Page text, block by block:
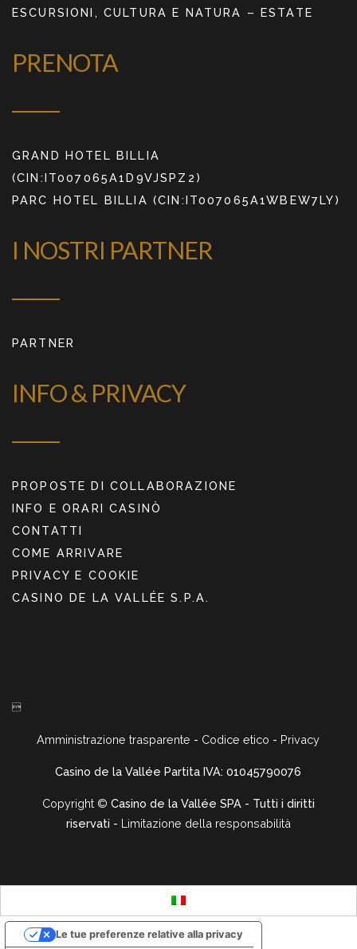
ESCURSIONI, CULTURA E NATURA – ESTATE
PRENOTA
GRAND HOTEL BILLIA
(CIN:IT007065A1D9VJSPZ2)
PARC HOTEL BILLIA (CIN:IT007065A1WBEW7LY)
I NOSTRI PARTNER
PARTNER
INFO & PRIVACY
PROPOSTE DI COLLABORAZIONE
INFO E ORARI CASINÒ
CONTATTI
COME ARRIVARE
PRIVACY E COOKIE
CASINO DE LA VALLÉE S.P.A.

Amministrazione trasparente - Codice etico - Privacy
Casino de la Vallée Partita IVA: 01045790076
Copyright © Casino de la Vallée SPA - Tutti i diritti
riservati - Limitazione della responsabilità
Le tue preferenze relative alla privacy